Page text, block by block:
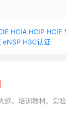
HCIA HCIP HCIE
eNSP H3C认证
纲、培训教材、实